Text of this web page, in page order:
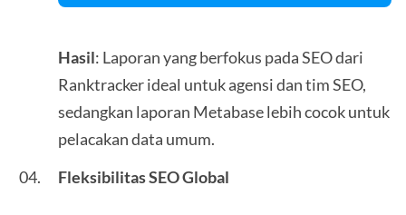
Hasil: Laporan yang berfokus pada SEO dari
Ranktracker ideal untuk agensi dan tim SEO,
sedangkan laporan Metabase lebih cocok untuk
pelacakan data umum.
Fleksibilitas SEO Global